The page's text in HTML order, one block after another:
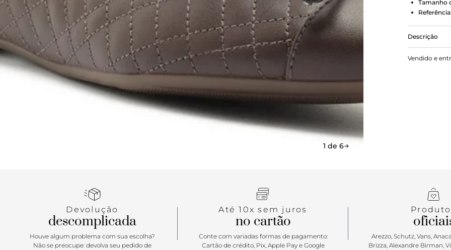
1 de 6
Tamanho
Referência:
Descrição
Sapatilha
Vendido e
Devolução
descomplicada
Houve algum problema com sua escolha?
Não se preocupe: devolva seu pedido de
Até 10x sem juros
no cartão
Conte com variadas formas de pagamento:
Cartão de crédito, Pix, Apple Pay e Google
Arezzo, Schutz, Vans,
Brizza, Alexandre Birman,